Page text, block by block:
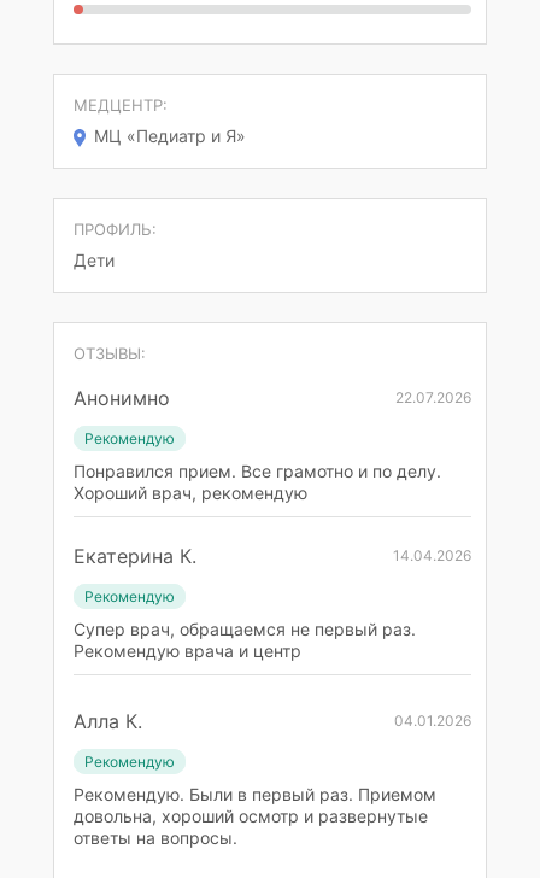
МЕДЦЕНТР:
МЦ «Педиатр и Я»
ПРОФИЛЬ:
Дети
ОТЗЫВЫ:
Анонимно 22.07.2026
Рекомендую
Понравился прием. Все грамотно и по делу.
Хороший врач, рекомендую
Екатерина К. 14.04.2026
Рекомендую
Супер врач, обращаемся не первый раз.
Рекомендую врача и центр
Алла К. 04.01.2026
Рекомендую
Рекомендую. Были в первый раз. Приемом
довольна, хороший осмотр и развернутые
ответы на вопросы.